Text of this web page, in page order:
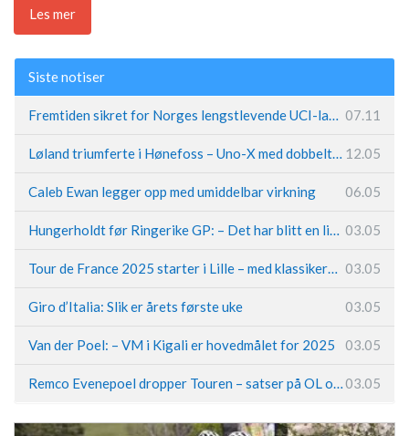
Les mer
Siste notiser
Fremtiden sikret for Norges lengstlevende UCI-lag – Kristoff trer inn i sentral rolle 07.11
Løland triumferte i Hønefoss – Uno-X med dobbeltslag på hjemmebane 12.05
Caleb Ewan legger opp med umiddelbar virkning 06.05
Hungerholdt før Ringerike GP: – Det har blitt en livsstil 03.05
Tour de France 2025 starter i Lille – med klassikerpreg 03.05
Giro d’Italia: Slik er årets første uke 03.05
Van der Poel: – VM i Kigali er hovedmålet for 2025 03.05
Remco Evenepoel dropper Touren – satser på OL og Vueltaen03.05